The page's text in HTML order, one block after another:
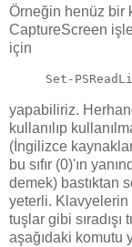
Örneğin henüz bir
CaptureScreen
için
Set-
yapabiliriz.
kullanılıp
(İngilizce
bu sıfır (0)'ın
demek) bastıktan
yeterli.
tuşlar gibi
aşağıdaki komutu